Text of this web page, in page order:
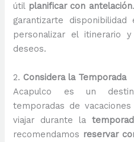
útil planificar con antelación
garantizarte
personalizar el itinerario
deseos.
2. Considera la Temporada
Acapulco es un
temporadas de
viajar durante la
recomendamos reservar